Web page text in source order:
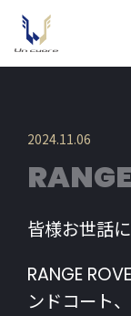
2024.11.06
皆様お世話
RANGE
ンドコート